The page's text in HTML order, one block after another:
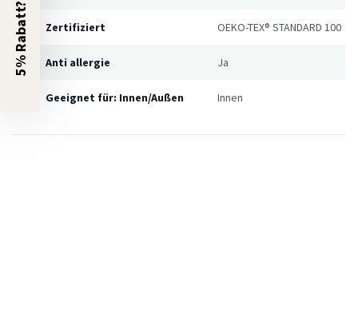
Zertifiziert OEKO-TEX® STANDARD 100
Anti allergie Ja
Geeignet für: Innen/Außen Innen
5% Rabatt?